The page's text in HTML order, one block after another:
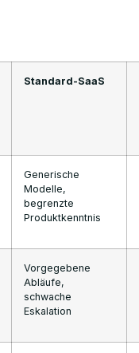
Standard-SaaS
Generische
Modelle,
begrenzte
Produktkenntnis
Vorgegebene
Abläufe,
schwache
Eskalation